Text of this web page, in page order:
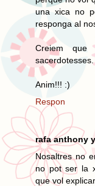
una xica no
responga al
Creiem
sacerdotesses.
Anim!!! :)
Respon
rafa anthony
Nosaltres no
no pot ser la
que vol